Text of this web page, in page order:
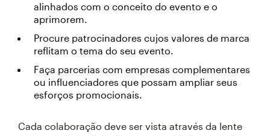
alinhados com o conceito do evento e o
aprimorem.
Procure patrocinadores cujos valores de marca
reflitam o tema do seu evento.
Faça parcerias com empresas complementares
ou influenciadores que possam ampliar seus
esforços promocionais.
Cada colaboração deve ser vista através da lente